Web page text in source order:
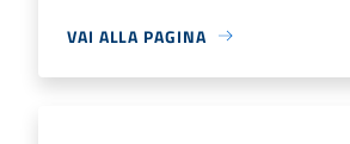
VAI ALLA PAGINA